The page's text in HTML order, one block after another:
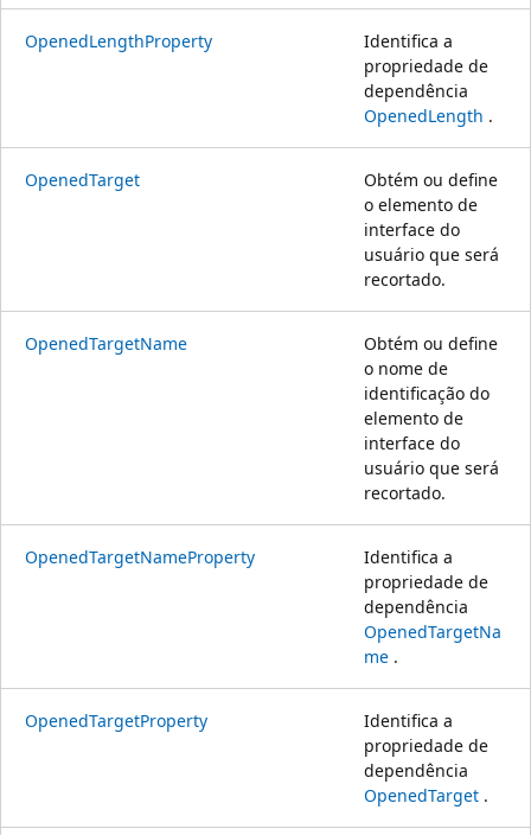
OpenedLengthProperty
Identifica a
propriedade de
dependência
OpenedLength .
OpenedTarget
Obtém ou define
o elemento de
interface do
usuário que será
recortado.
OpenedTargetName
Obtém ou define
o nome de
identificação do
elemento de
interface do
usuário que será
recortado.
OpenedTargetNameProperty
Identifica a
propriedade de
dependência
OpenedTargetNa
me .
OpenedTargetProperty
Identifica a
propriedade de
dependência
OpenedTarget .